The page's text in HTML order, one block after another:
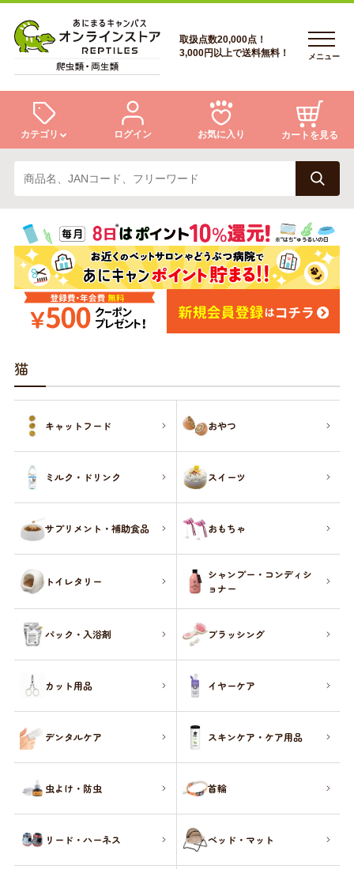
会員登録
あにまるキャンパスについて
アフターサービス
お問い合わせ
取扱点数20,000点！
3,000円以上で送料無料！
メニュー
カテゴリ
トカゲ ヘビ
カメ 両生類
ログイン お気に入り カートを見る
あにまるキャンパスについて
アフターサービス
商品リクエスト
お問い合わせ
猫
キャットフード おやつ
ミルク・ドリンク スイーツ
サプリメント・補助食品 おもちゃ
トイレタリー
シャンプー・コンディシ
ョナー
パック・入浴剤 ブラッシング
カット用品 イヤーケア
デンタルケア スキンケア・ケア用品
虫よけ・防虫 首輪
リード・ハーネス ベッド・マット